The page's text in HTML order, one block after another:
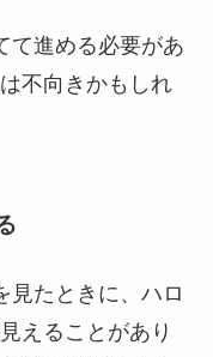
て進める必要があ
不向きかもしれ
見たときに、ハロ
えることがあり